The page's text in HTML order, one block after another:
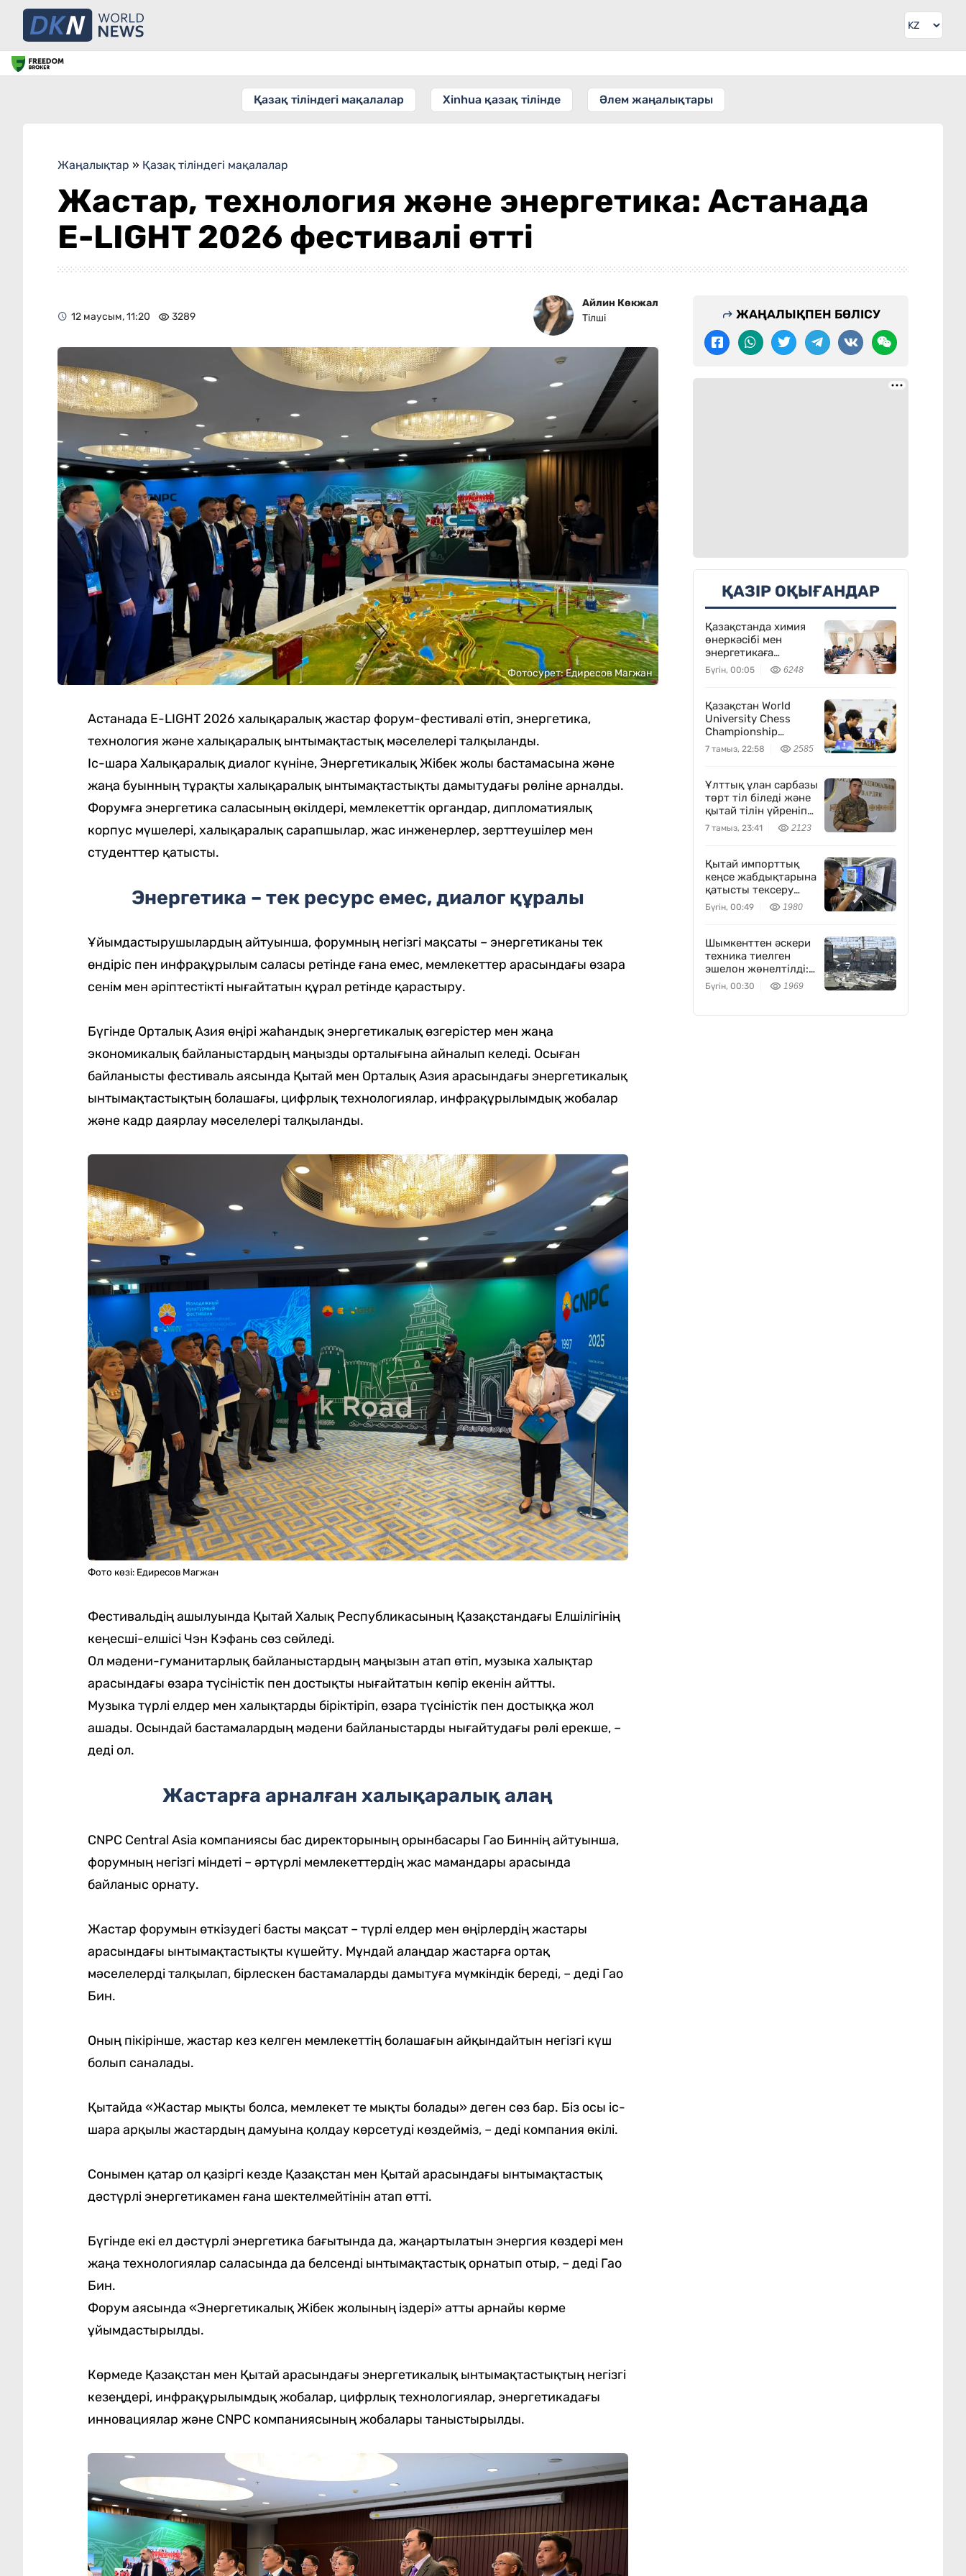
Қазақ тіліндегі мақалалар Xinhua қазақ тілінде Әлем жаңалықтары
Жаңалықтар » Қазақ тіліндегі мақалалар
Жастар, технология және энергетика: Астанада
E-LIGHT 2026 фестивалі өтті
12 маусым, 11:20 3289
Айлин Көкжал
Тілші
Фотосурет: Едиресов Магжан
Астанада E-LIGHT 2026 халықаралық жастар форум-фестивалі өтіп, энергетика,
технология және халықаралық ынтымақтастық мәселелері талқыланды.
Іс-шара Халықаралық диалог күніне, Энергетикалық Жібек жолы бастамасына және
жаңа буынның тұрақты халықаралық ынтымақтастықты дамытудағы рөліне арналды.
Форумға энергетика саласының өкілдері, мемлекеттік органдар, дипломатиялық
корпус мүшелері, халықаралық сарапшылар, жас инженерлер, зерттеушілер мен
студенттер қатысты.
Энергетика – тек ресурс емес, диалог құралы
Ұйымдастырушылардың айтуынша, форумның негізгі мақсаты – энергетиканы тек
өндіріс пен инфрақұрылым саласы ретінде ғана емес, мемлекеттер арасындағы өзара
сенім мен әріптестікті нығайтатын құрал ретінде қарастыру.
Бүгінде Орталық Азия өңірі жаһандық энергетикалық өзгерістер мен жаңа
экономикалық байланыстардың маңызды орталығына айналып келеді. Осыған
байланысты фестиваль аясында Қытай мен Орталық Азия арасындағы энергетикалық
ынтымақтастықтың болашағы, цифрлық технологиялар, инфрақұрылымдық жобалар
және кадр даярлау мәселелері талқыланды.
Фото көзі: Едиресов Магжан
Фестивальдің ашылуында Қытай Халық Республикасының Қазақстандағы Елшілігінің
кеңесші-елшісі Чэн Кэфань сөз сөйледі.
Ол мәдени-гуманитарлық байланыстардың маңызын атап өтіп, музыка халықтар
арасындағы өзара түсіністік пен достықты нығайтатын көпір екенін айтты.
Музыка түрлі елдер мен халықтарды біріктіріп, өзара түсіністік пен достыққа жол
ашады. Осындай бастамалардың мәдени байланыстарды нығайтудағы рөлі ерекше, –
деді ол.
Жастарға арналған халықаралық алаң
CNPC Central Asia компаниясы бас директорының орынбасары Гао Биннің айтуынша,
форумның негізгі міндеті – әртүрлі мемлекеттердің жас мамандары арасында
байланыс орнату.
Жастар форумын өткізудегі басты мақсат – түрлі елдер мен өңірлердің жастары
арасындағы ынтымақтастықты күшейту. Мұндай алаңдар жастарға ортақ
мәселелерді талқылап, бірлескен бастамаларды дамытуға мүмкіндік береді, – деді Гао
Бин.
Оның пікірінше, жастар кез келген мемлекеттің болашағын айқындайтын негізгі күш
болып саналады.
Қытайда «Жастар мықты болса, мемлекет те мықты болады» деген сөз бар. Біз осы іс-
шара арқылы жастардың дамуына қолдау көрсетуді көздейміз, – деді компания өкілі.
Сонымен қатар ол қазіргі кезде Қазақстан мен Қытай арасындағы ынтымақтастық
дәстүрлі энергетикамен ғана шектелмейтінін атап өтті.
Бүгінде екі ел дәстүрлі энергетика бағытында да, жаңартылатын энергия көздері мен
жаңа технологиялар саласында да белсенді ынтымақтастық орнатып отыр, – деді Гао
Бин.
Форум аясында «Энергетикалық Жібек жолының іздері» атты арнайы көрме
ұйымдастырылды.
Көрмеде Қазақстан мен Қытай арасындағы энергетикалық ынтымақтастықтың негізгі
кезеңдері, инфрақұрылымдық жобалар, цифрлық технологиялар, энергетикадағы
инновациялар және CNPC компаниясының жобалары таныстырылды.
ЖАҢАЛЫҚПЕН БӨЛІСУ
ҚАЗІР ОҚЫҒАНДАР
Қазақстанда химия
өнеркәсібі мен
энергетикаға
арналған жаңа
өндіріс ашылуы
Бүгін, 00:05 6248
Қазақстан World
University Chess
Championship
турнирінде алтын
7 тамыз, 22:58 2585
Ұлттық ұлан сарбазы
төрт тіл біледі және
қытай тілін үйреніп
жүр
7 тамыз, 23:41 2123
Қытай импорттық
кеңсе жабдықтарына
қатысты тексеру
бастады
Бүгін, 00:49 1980
Шымкенттен әскери
техника тиелген
эшелон жөнелтілді:
не белгілі
Бүгін, 00:30 1969